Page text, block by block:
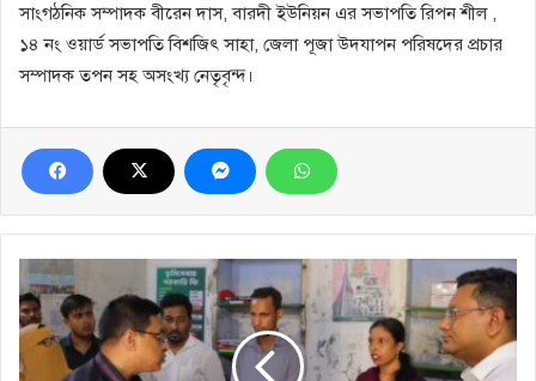
সাংগঠনিক সম্পাদক বীরেন দাস, বারদী ইউনিয়ন এর সভাপতি রিপন শীল ,
১৪ নং ওয়ার্ড সভাপতি বিশজিৎ সাহা, জেলা পূজা উদযাপন পরিষদের প্রচার
সম্পাদক তপন সহ অসংখ্য নেতৃবৃন্দ।
সোনারগাঁওয়ে
জেলা
প্রশাসক:
সরকারি
সেবা